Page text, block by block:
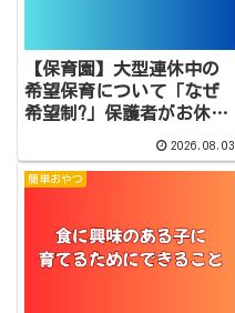
【保育園】大型連休中の
希望保育について「なぜ
希望制?」保護者がお休み
の?
2026.08.03
簡単おやつ